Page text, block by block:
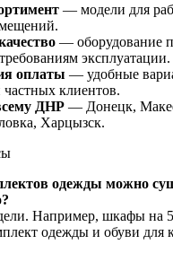
— модели для
— оборудование
эксплуатации.
оплаты — удобные
клиентов.
ДНР — Донецк,
Харцызск.
одежды можно
Например, шкафы на
одежды и обуви для